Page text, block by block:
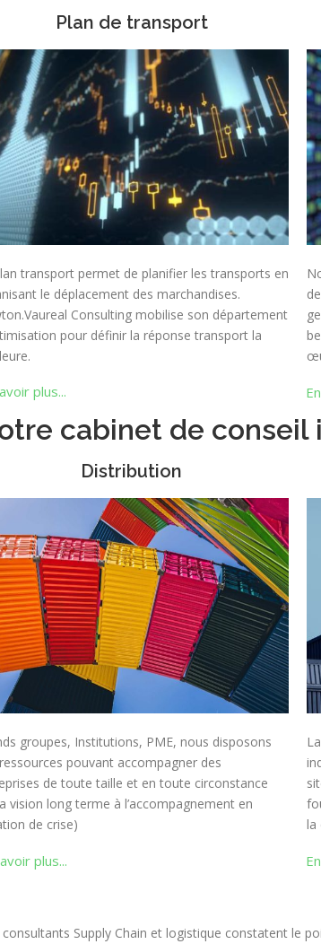
Plan de transport
transport permet de planifier les transports en
le déplacement des marchandises.
Consulting mobilise son département
pour définir la réponse transport la
plus...
cabinet de
Distribution
groupes, Institutions, PME, nous disposons
pouvant accompagner des
de toute taille et en toute circonstance
vision long terme à l’accompagnement en
de crise)
plus...
la
Supply Chain et logistique constatent le